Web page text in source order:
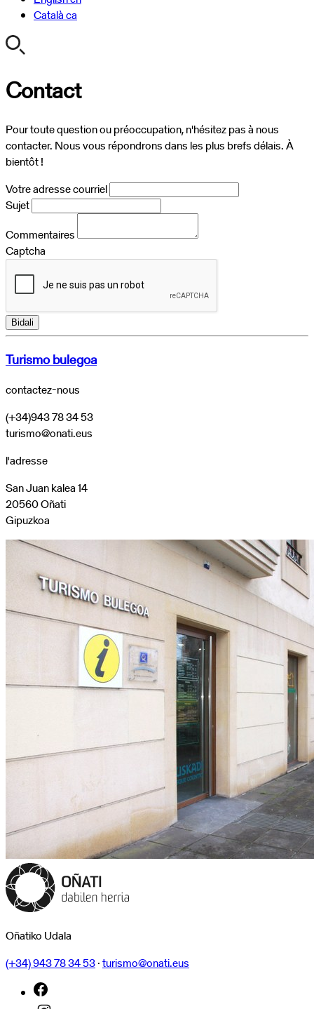
Catalàca
Contact
Pour toute question ou préoccupation, n'hésitez pas à nous
contacter. Nous vous répondrons dans les plus brefs délais. À
bientôt !
Votre adresse courriel
Sujet
Commentaires
Captcha
Bidali
Turismo bulegoa
contactez-nous
(+34)943 78 34 53
turismo@onati.eus
l'adresse
San Juan kalea 14
20560 Oñati
Gipuzkoa
Oñatiko Udala
(+34) 943 78 34 53·turismo@onati.eus